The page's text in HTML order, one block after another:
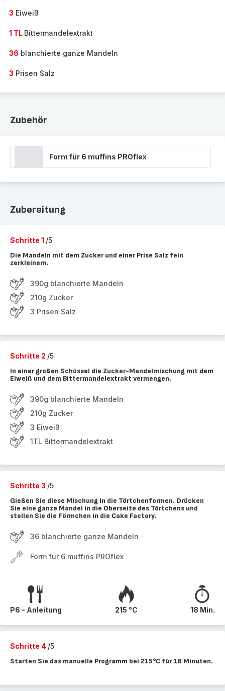
3 Eiweiß
1 TL Bittermandelextrakt
36 blanchierte ganze Mandeln
3 Prisen Salz
Zubehör
Form für 6 muffins PROflex
Zubereitung
Schritte 1 /5
Die Mandeln mit dem Zucker und einer Prise Salz fein
zerkleinern.
390g blanchierte Mandeln
210g Zucker
3 Prisen Salz
Schritte 2 /5
In einer großen Schüssel die Zucker-Mandelmischung mit dem
Eiweiß und dem Bittermandelextrakt vermengen.
390g blanchierte Mandeln
210g Zucker
3 Eiweiß
1TL Bittermandelextrakt
Schritte 3 /5
Gießen Sie diese Mischung in die Törtchenformen. Drücken
Sie eine ganze Mandel in die Oberseite des Törtchens und
stellen Sie die Förmchen in die Cake Factory.
36 blanchierte ganze Mandeln
Form für 6 muffins PROflex
P6 - Anleitung 215 °C 18 Min.
Schritte 4 /5
Starten Sie das manuelle Programm bei 215°C für 18 Minuten.